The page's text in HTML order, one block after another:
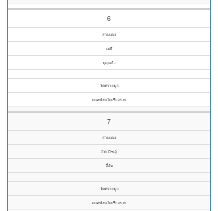
6
สามเณร
เมธี
บุญแก้ว
วัดทรายมูล
คณะจังหวัดเชียงราย
7
สามเณร
สิปปวิชญ์
จี้ส้ม
วัดทรายมูล
คณะจังหวัดเชียงราย